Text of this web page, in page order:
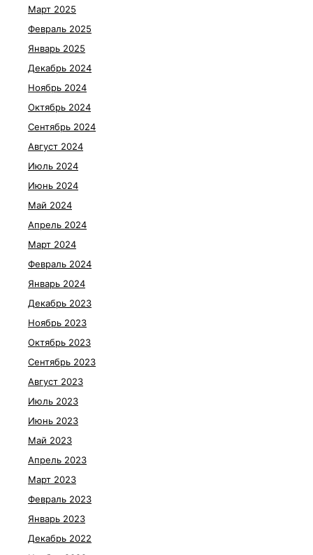
Март 2025
Февраль 2025
Январь 2025
Декабрь 2024
Ноябрь 2024
Октябрь 2024
Сентябрь 2024
Август 2024
Июль 2024
Июнь 2024
Май 2024
Апрель 2024
Март 2024
Февраль 2024
Январь 2024
Декабрь 2023
Ноябрь 2023
Октябрь 2023
Сентябрь 2023
Август 2023
Июль 2023
Июнь 2023
Май 2023
Апрель 2023
Март 2023
Февраль 2023
Январь 2023
Декабрь 2022